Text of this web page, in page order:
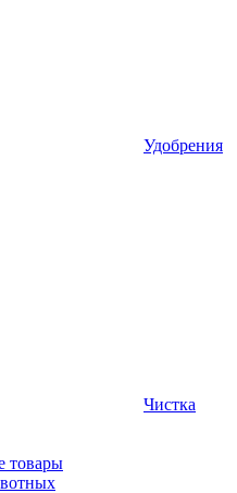
Удобрения
Чистка
товары